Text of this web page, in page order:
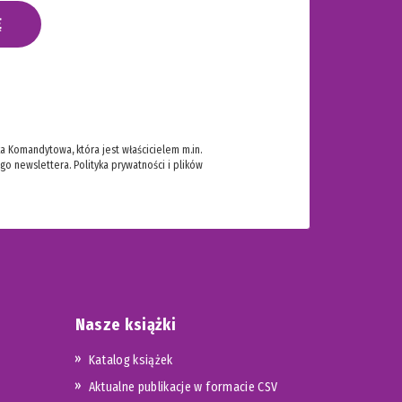
która jest właścicielem m.in.
newslettera. Polityka prywatności i plików
Nasze książki
Katalog książek
Aktualne publikacje w formacie CSV